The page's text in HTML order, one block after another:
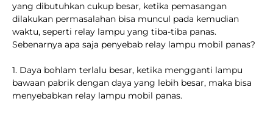
yang dibutuhkan cukup besar, ketika pemasangan
dilakukan permasalahan bisa muncul pada kemudian
waktu, seperti relay lampu yang tiba-tiba panas.
Sebenarnya apa saja penyebab relay lampu mobil panas?
1. Daya bohlam terlalu besar, ketika mengganti lampu
bawaan pabrik dengan daya yang lebih besar, maka bisa
menyebabkan relay lampu mobil panas.